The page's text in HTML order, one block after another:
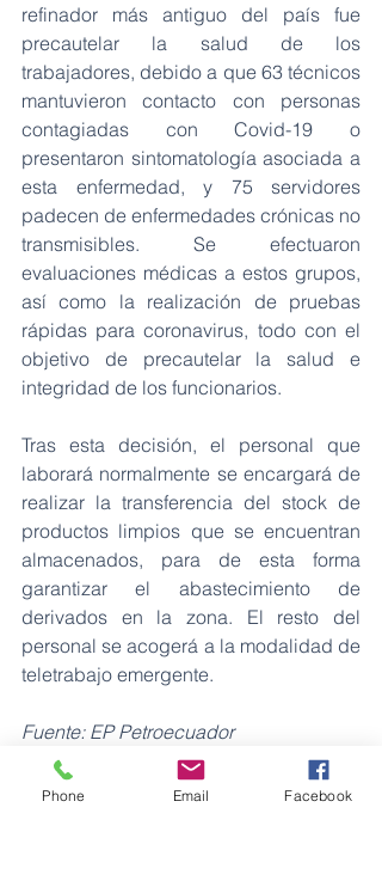
refinador más antiguo del país fue
precautelar la salud de los
trabajadores, debido a que 63 técnicos
mantuvieron contacto con personas
contagiadas con Covid-19 o
presentaron sintomatología asociada a
esta enfermedad, y 75 servidores
padecen de enfermedades crónicas no
transmisibles. Se efectuaron
evaluaciones médicas a estos grupos,
así como la realización de pruebas
rápidas para coronavirus, todo con el
objetivo de precautelar la salud e
integridad de los funcionarios.
Tras esta decisión, el personal que
laborará normalmente se encargará de
realizar la transferencia del stock de
productos limpios que se encuentran
almacenados, para de esta forma
garantizar el abastecimiento de
derivados en la zona. El resto del
personal se acogerá a la modalidad de
teletrabajo emergente.
Fuente: EP Petroecuador
Petróleos
Phone Email Facebook